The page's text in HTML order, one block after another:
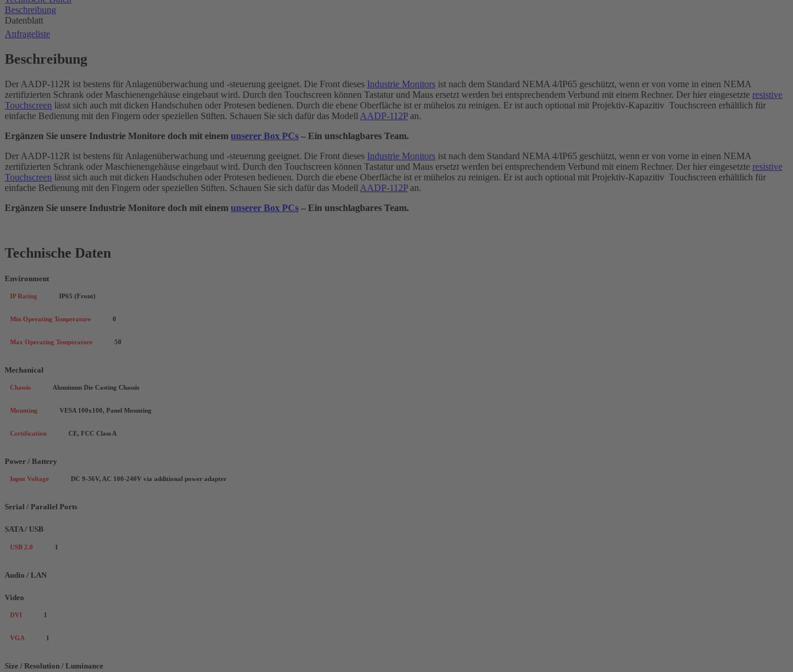
Beschreibung
Datenblatt
Anfrageliste
Beschreibung
Der AADP-112R ist bestens für Anlagenüberwachung und -steuerung geeignet. Die Front dieses Industrie Monitors ist nach dem Standard NEMA 4/IP65 geschützt, wenn er von vorne in einen NEMA
zertifizierten Schrank oder Maschienengehäuse eingebaut wird. Durch den Touchscreen können Tastatur und Maus ersetzt werden bei entsprechendem Verbund mit einem Rechner. Der hier eingesetzte resistive
Touchscreen lässt sich auch mit dicken Handschuhen oder Protesen bedienen. Durch die ebene Oberfläche ist er mühelos zu reinigen. Er ist auch optional mit Projektiv-Kapazitiv Touchscreen erhältlich für
einfache Bedienung mit den Fingern oder speziellen Stiften. Schauen Sie sich dafür das Modell AADP-112P an.
Ergänzen Sie unsere Industrie Monitore doch mit einem unserer Box PCs – Ein unschlagbares Team.
Der AADP-112R ist bestens für Anlagenüberwachung und -steuerung geeignet. Die Front dieses Industrie Monitors ist nach dem Standard NEMA 4/IP65 geschützt, wenn er von vorne in einen NEMA
zertifizierten Schrank oder Maschienengehäuse eingebaut wird. Durch den Touchscreen können Tastatur und Maus ersetzt werden bei entsprechendem Verbund mit einem Rechner. Der hier eingesetzte resistive
Touchscreen lässt sich auch mit dicken Handschuhen oder Protesen bedienen. Durch die ebene Oberfläche ist er mühelos zu reinigen. Er ist auch optional mit Projektiv-Kapazitiv Touchscreen erhältlich für
einfache Bedienung mit den Fingern oder speziellen Stiften. Schauen Sie sich dafür das Modell AADP-112P an.
Ergänzen Sie unsere Industrie Monitore doch mit einem unserer Box PCs – Ein unschlagbares Team.
Technische Daten
Environment
IP Rating IP65 (Front)
Min Operating Temperature 0
Max Operating Temperature 50
Mechanical
Chassis Aluminum Die Casting Chassis
Mounting VESA 100x100, Panel Mounting
Certification CE, FCC Class A
Power / Battery
Input Voltage DC 9-36V, AC 100-240V via additional power adapter
Serial / Parallel Ports
SATA / USB
USB 2.0 1
Audio / LAN
Video
DVI 1
VGA 1
Size / Resolution / Luminance